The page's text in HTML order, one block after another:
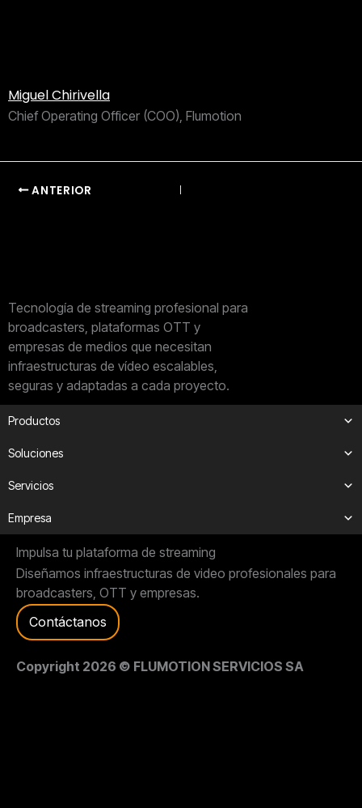
Miguel Chirivella
Chief Operating Officer (COO), Flumotion
ANTERIOR
Tecnología de streaming profesional para
broadcasters, plataformas OTT y
empresas de medios que necesitan
infraestructuras de vídeo escalables,
seguras y adaptadas a cada proyecto.
Productos
Soluciones
Servicios
Empresa
Impulsa tu plataforma de streaming
Diseñamos infraestructuras de video profesionales para
broadcasters, OTT y empresas.
Contáctanos
Copyright 2026 © FLUMOTION SERVICIOS SA